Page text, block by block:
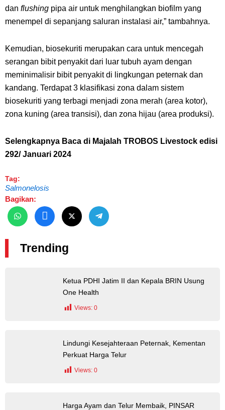
dan flushing pipa air untuk menghilangkan biofilm yang
menempel di sepanjang saluran instalasi air,” tambahnya.
Kemudian, biosekuriti merupakan cara untuk mencegah
serangan bibit penyakit dari luar tubuh ayam dengan
meminimalisir bibit penyakit di lingkungan peternak dan
kandang. Terdapat 3 klasifikasi zona dalam sistem
biosekuriti yang terbagi menjadi zona merah (area kotor),
zona kuning (area transisi), dan zona hijau (area produksi).
Selengkapnya Baca di Majalah TROBOS Livestock edisi
292/ Januari 2024
Tag:
Salmonelosis
Bagikan:
Trending
Ketua PDHI Jatim II dan Kepala BRIN Usung
One Health
Views: 0
Lindungi Kesejahteraan Peternak, Kementan
Perkuat Harga Telur
Views: 0
Harga Ayam dan Telur Membaik, PINSAR